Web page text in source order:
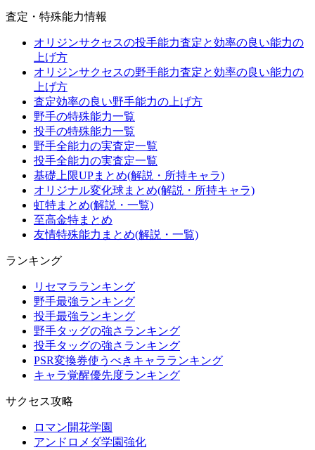
査定・特殊能力情報
オリジンサクセスの投手能力査定と効率の良い能力の
上げ方
オリジンサクセスの野手能力査定と効率の良い能力の
上げ方
査定効率の良い野手能力の上げ方
野手の特殊能力一覧
投手の特殊能力一覧
野手全能力の実査定一覧
投手全能力の実査定一覧
基礎上限UPまとめ(解説・所持キャラ)
オリジナル変化球まとめ(解説・所持キャラ)
虹特まとめ(解説・一覧)
至高金特まとめ
友情特殊能力まとめ(解説・一覧)
ランキング
リセマラランキング
野手最強ランキング
投手最強ランキング
野手タッグの強さランキング
投手タッグの強さランキング
PSR変換券使うべきキャラランキング
キャラ覚醒優先度ランキング
サクセス攻略
ロマン開花学園
アンドロメダ学園強化